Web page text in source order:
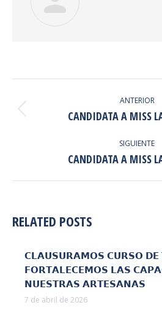
ENTRE
PUBLICACIONES
ANTERIOR
CANDIDATA A MISS
SIGUIENTE
CANDIDATA A MISS
RELATED POSTS
𝗖𝗟𝗔𝗨𝗦𝗨𝗥𝗔𝗠𝗢𝗦 𝗖𝗨𝗥𝗦𝗢 𝗗𝗘
𝗙𝗢𝗥𝗧𝗔𝗟𝗘𝗖𝗘𝗠𝗢𝗦 𝗟𝗔𝗦
𝗡𝗨𝗘𝗦𝗧𝗥𝗔𝗦 𝗔𝗥𝗧𝗘𝗦𝗔𝗡𝗔𝗦
7 de abril de 2026